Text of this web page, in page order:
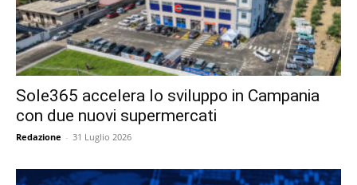
Sole365 accelera lo sviluppo in Campania
con due nuovi supermercati
Redazione - 31 Luglio 2026